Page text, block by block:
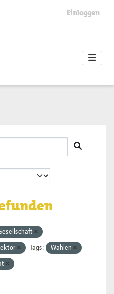
Einloggen
Tags: Wahlen